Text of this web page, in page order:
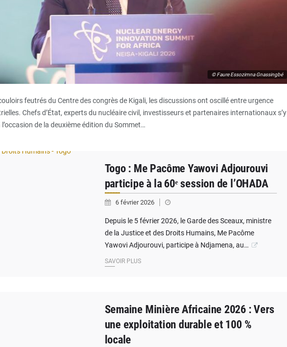
© Faure Essozimna Gnassingbé
feutrés du Centre des congrès de Kigali, les discussions ont oscillé entre urgence
Chefs d’État, experts du nucléaire civil, investisseurs et partenaires internationaux s’y
de la deuxième édition du Sommet…
Togo : Me Pacôme Yawovi Adjourouvi
participe à la 60ᵉ session de l’OHADA
6 février 2026
Depuis le 5 février 2026, le Garde des Sceaux, ministre
de la Justice et des Droits Humains, Me Pacôme
Yawovi Adjourouvi, participe à Ndjamena, au…
SAVOIR PLUS
Semaine Minière Africaine 2026 : Vers
une exploitation durable et 100 %
locale